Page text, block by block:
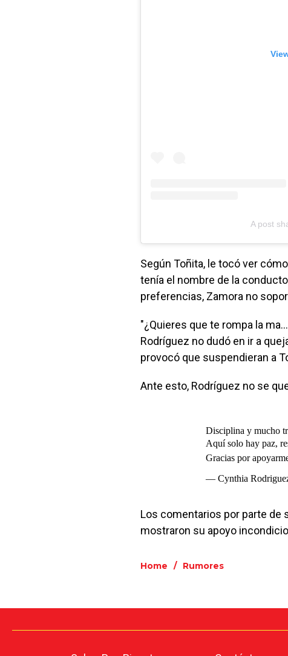
A post
Según Toñita, le tocó ver
tenía el nombre de la
preferencias, Zamora no
"¿Quieres que te rompa la
Rodríguez no dudó en ir a
provocó que suspendieran a
Ante esto, Rodríguez no se
Disciplina y mucho
Aquí solo hay paz,
Gracias por
— Cynthia
Los comentarios por parte de
mostraron su apoyo
Home / Rumores